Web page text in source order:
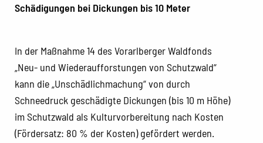
Schädigungen bei Dickungen bis 10 Meter
In der Maßnahme 14 des Vorarlberger Waldfonds
„Neu- und Wiederaufforstungen von Schutzwald“
kann die „Unschädlichmachung“ von durch
Schneedruck geschädigte Dickungen (bis 10 m Höhe)
im Schutzwald als Kulturvorbereitung nach Kosten
(Fördersatz: 80 % der Kosten) gefördert werden.